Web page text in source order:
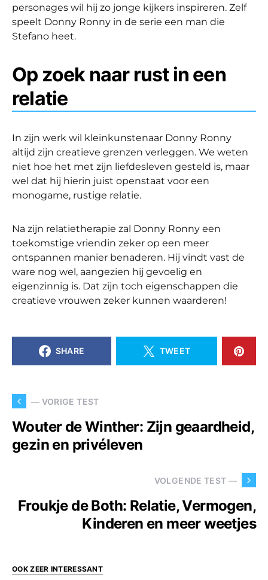
personages wil hij zo jonge kijkers inspireren. Zelf
speelt Donny Ronny in de serie een man die
Stefano heet.
Op zoek naar rust in een
relatie
In zijn werk wil kleinkunstenaar Donny Ronny
altijd zijn creatieve grenzen verleggen. We weten
niet hoe het met zijn liefdesleven gesteld is, maar
wel dat hij hierin juist openstaat voor een
monogame, rustige relatie.
Na zijn relatietherapie zal Donny Ronny een
toekomstige vriendin zeker op een meer
ontspannen manier benaderen. Hij vindt vast de
ware nog wel, aangezien hij gevoelig en
eigenzinnig is. Dat zijn toch eigenschappen die
creatieve vrouwen zeker kunnen waarderen!
SHARE TWEET
— VORIGE TEST
Wouter de Winther: Zijn geaardheid,
gezin en privéleven
VOLGENDE TEST —
Froukje de Both: Relatie, Vermogen,
Kinderen en meer weetjes
OOK ZEER INTERESSANT